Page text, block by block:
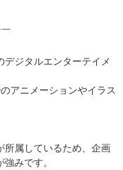
ジタルエンターテイメ
アニメーションやイラス
所属しているため、企画
みです。